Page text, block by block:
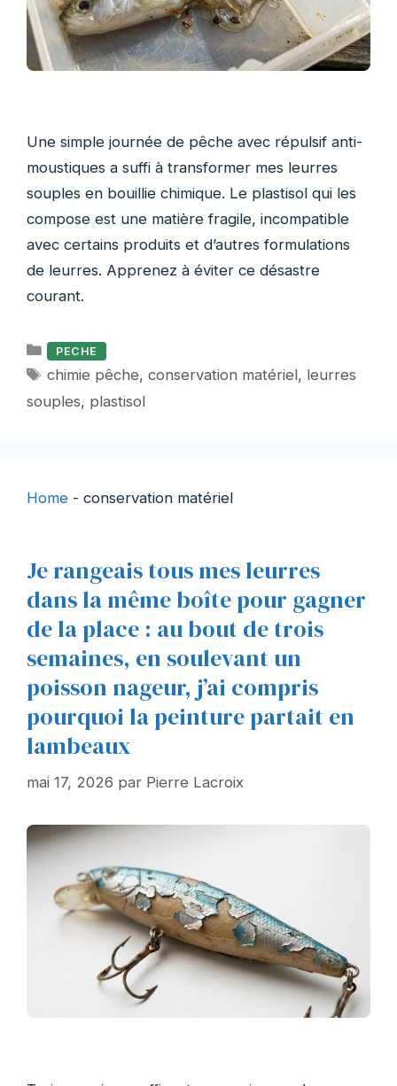
Une simple journée de pêche avec répulsif anti-
moustiques a suffi à transformer mes leurres
souples en bouillie chimique. Le plastisol qui les
compose est une matière fragile, incompatible
avec certains produits et d’autres formulations
de leurres. Apprenez à éviter ce désastre
courant.
Catégories
PECHE
Étiquettes
chimie pêche,conservation matériel, leurres
souples, plastisol
Home - conservation matériel
Je rangeais tous mes leurres
dans la même boîte pour gagner
de la place : au bout de trois
semaines, en soulevant un
poisson nageur, j’ai compris
pourquoi la peinture partait en
lambeaux
mai 17, 2026 par Pierre Lacroix